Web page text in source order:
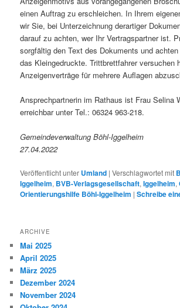
einen Auftrag zu erschleichen. In Ihrem
wir Sie, bei Unterzeichnung derartiger
darauf zu achten, wer Ihr Vertragspartner ist.
sorgfältig den Text des Dokuments und
das Kleingedruckte. Trittbrettfahrer versuchen
Anzeigenverträge für mehrere Auflagen
Ansprechpartnerin im Rathaus ist Frau Selina
erreichbar unter Tel.: 06324 963-218.
Gemeindeverwaltung Böhl-Iggelheim
27.04.2022
Veröffentlicht unter Umland |Verschlagwortet mit
Iggelheim, BVB-Verlagsgesellschaft,Iggelheim,
Orientierungshilfe Böhl-Iggelheim |Schreibe
ARCHIVE
Mai 2025
April 2025
März 2025
Dezember 2024
November 2024